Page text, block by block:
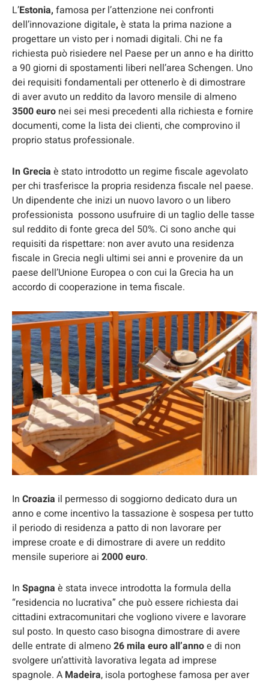
L’Estonia, famosa per l’attenzione nei confronti
dell’innovazione digitale, è stata la prima nazione a
progettare un visto per i nomadi digitali. Chi ne fa
richiesta può risiedere nel Paese per un anno e ha diritto
a 90 giorni di spostamenti liberi nell’area Schengen. Uno
dei requisiti fondamentali per ottenerlo è di dimostrare
di aver avuto un reddito da lavoro mensile di almeno
3500 euro nei sei mesi precedenti alla richiesta e fornire
documenti, come la lista dei clienti, che comprovino il
proprio status professionale.
In Grecia è stato introdotto un regime fiscale agevolato
per chi trasferisce la propria residenza fiscale nel paese.
Un dipendente che inizi un nuovo lavoro o un libero
professionista possono usufruire di un taglio delle tasse
sul reddito di fonte greca del 50%. Ci sono anche qui
requisiti da rispettare: non aver avuto una residenza
fiscale in Grecia negli ultimi sei anni e provenire da un
paese dell’Unione Europea o con cui la Grecia ha un
accordo di cooperazione in tema fiscale.
In Croazia il permesso di soggiorno dedicato dura un
anno e come incentivo la tassazione è sospesa per tutto
il periodo di residenza a patto di non lavorare per
imprese croate e di dimostrare di avere un reddito
mensile superiore ai 2000 euro.
In Spagna è stata invece introdotta la formula della
“residencia no lucrativa” che può essere richiesta dai
cittadini extracomunitari che vogliono vivere e lavorare
sul posto. In questo caso bisogna dimostrare di avere
delle entrate di almeno26 mila euro all’annoe di non
svolgere un’attività lavorativa legata ad imprese
spagnole. A Madeira, isola portoghese famosa per aver